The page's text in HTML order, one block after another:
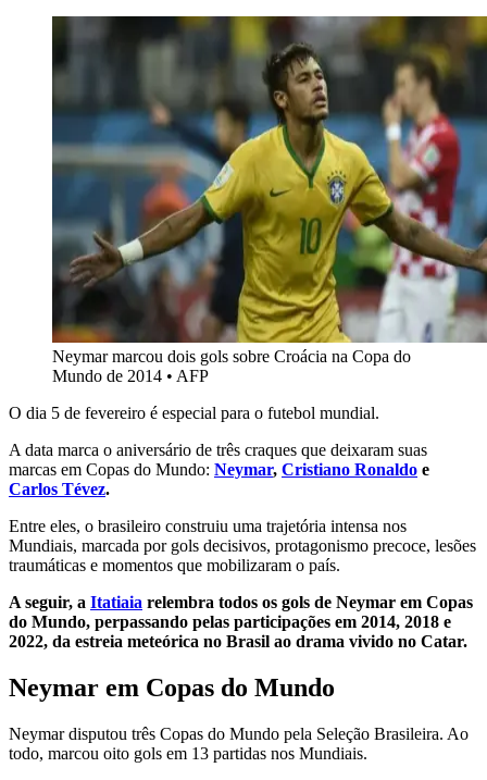
Neymar marcou dois gols sobre Croácia na Copa do
Mundo de 2014 • AFP
O dia 5 de fevereiro é especial para o futebol mundial.
A data marca o aniversário de três craques que deixaram suas
marcas em Copas do Mundo: Neymar, Cristiano Ronaldo e
Carlos Tévez.
Entre eles, o brasileiro construiu uma trajetória intensa nos
Mundiais, marcada por gols decisivos, protagonismo precoce, lesões
traumáticas e momentos que mobilizaram o país.
A seguir, a Itatiaia relembra todos os gols de Neymar em Copas
do Mundo, perpassando pelas participações em 2014, 2018 e
2022, da estreia meteórica no Brasil ao drama vivido no Catar.
Neymar em Copas do Mundo
Neymar disputou três Copas do Mundo pela Seleção Brasileira. Ao
todo, marcou oito gols em 13 partidas nos Mundiais.